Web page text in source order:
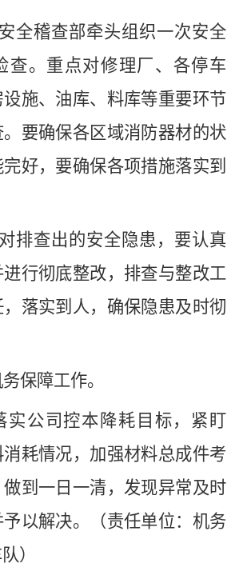
全稽查部牵头组织一次安全
查。重点对修理厂、各停车
施、油库、料库等重要环节
要确保各区域消防器材的状
好，要确保各项措施落实到
排查出的安全隐患，要认真
行彻底整改，排查与整改工
落实到人，确保隐患及时彻
务保障工作。
实公司控本降耗目标，紧盯
耗情况，加强材料总成件考
到一日一清，发现异常及时
以解决。（责任单位：机务
）